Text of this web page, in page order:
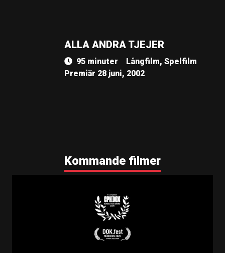
ALLA ANDRA TJEJER
95 minuter
Långfilm, Spelfilm
Premiär 28 juni, 2002
Kommande filmer